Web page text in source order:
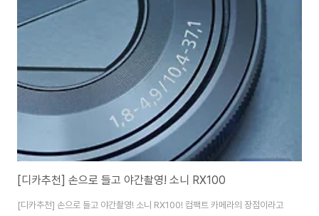
기와 무게가 부담스러운 분들은 미러리스 카메라로 눈을 많이 돌리고 있는 추
세죠. 소니의 RX100은 컴팩트 카메라의 강점인 휴대성과 단점으로 지적되던
화질을 모두 만족시켜주는 컴팩트형 디지털카메라인데요. 소니 RX100은 다
[디카추천] 손으로 들고 야간촬영! 소니 RX100
[디카추천] 손으로 들고 야간촬영! 소니 RX100! 컴팩트 카메라의 장점이라고